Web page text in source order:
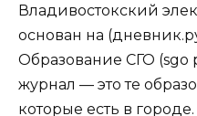
Владивостокский
основан на
Образование СГО (sgo
журнал — это те
которые есть в